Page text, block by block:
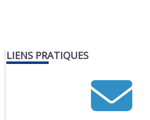
LIENS PRATIQUES